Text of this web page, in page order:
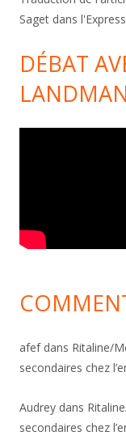
Saget dans
DÉBAT
afefdans Ritaline/
secondaires chez
Audrey dans
secondaires chez